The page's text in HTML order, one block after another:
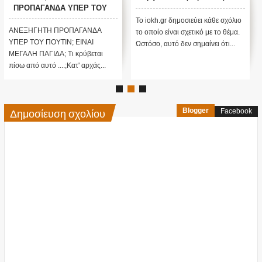
ΠΡΟΠΑΓΑΝΔΑ ΥΠΕΡ ΤΟΥ
ΠΟΥΤΙΝ;
ΑΝΕΞΗΓΗΤΗ ΠΡΟΠΑΓΑΝΔΑ
ΥΠΕΡ ΤΟΥ ΠΟΥΤΙΝ; ΕΙΝΑΙ
ΜΕΓΑΛΗ ΠΑΓΙΔΑ; Τι κρύβεται
πίσω από αυτό ....;Κατ' αρχάς...
Το iokh.gr δημοσιεύει κάθε σχόλιο
το οποίο είναι σχετικό με το θέμα.
Ωστόσο, αυτό δεν σημαίνει ότι...
Δημοσίευση σχολίου Blogger Facebook